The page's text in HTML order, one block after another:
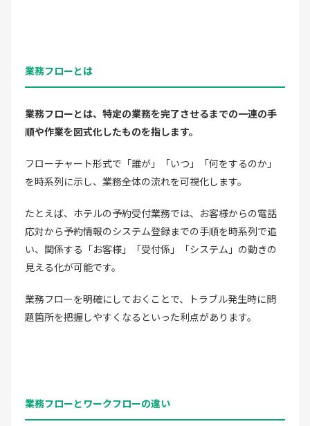
業務フローとは
業務フローとは、特定の業務を完了させるまでの一連の手
順や作業を図式化したものを指します。
フローチャート形式で「誰が」「いつ」「何をするのか」
を時系列に示し、業務全体の流れを可視化します。
たとえば、ホテルの予約受付業務では、お客様からの電話
応対から予約情報のシステム登録までの手順を時系列で追
い、関係する「お客様」「受付係」「システム」の動きの
見える化が可能です。
業務フローを明確にしておくことで、トラブル発生時に問
題箇所を把握しやすくなるといった利点があります。
業務フローとワークフローの違い